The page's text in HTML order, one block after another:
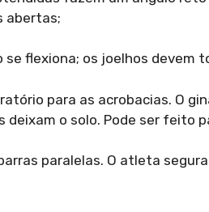
abertas;
se flexiona; os joelhos devem
para as acrobacias. O
deixam o solo. Pode ser feito
paralelas. O atleta